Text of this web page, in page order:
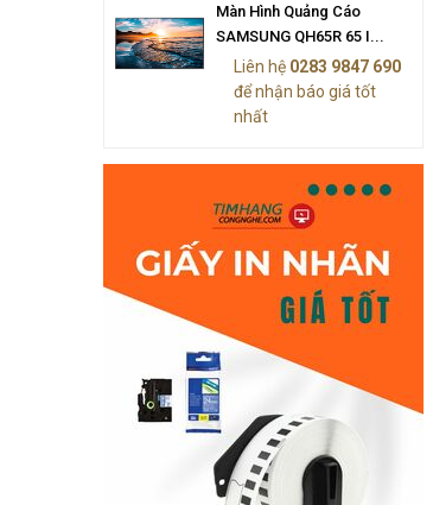
Màn Hình Quảng Cáo
SAMSUNG QH65R 65 I...
Liên hệ 0283 9847 690
để nhận báo giá tốt
nhất
Asus Vivo V272UAT-
hệ (028) 3984 7690
Máy Tính Asus Vivo V272UAT-
BA028T (Core i5 8GB 27" Cảm
Liên hệ (028) 3984 7690